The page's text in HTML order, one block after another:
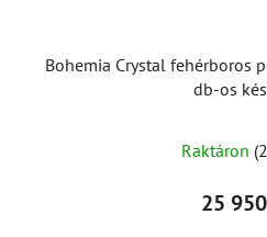
Bohemia Crystal fehérboros
db-os
Raktáron
25